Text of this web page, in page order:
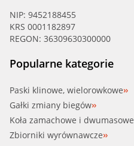
NIP: 9452188455
KRS 0001182897
REGON: 36309630300000
Popularne kategorie
Paski klinowe, wielorowkowe
Gałki zmiany biegów
Koła zamachowe i dwumasowe
Zbiorniki wyrównawcze